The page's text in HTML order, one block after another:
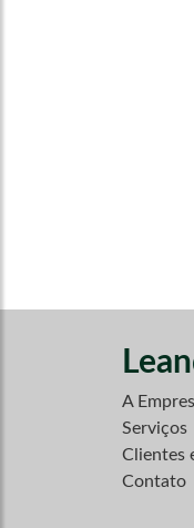
A
Serviços
Clientes
Contato